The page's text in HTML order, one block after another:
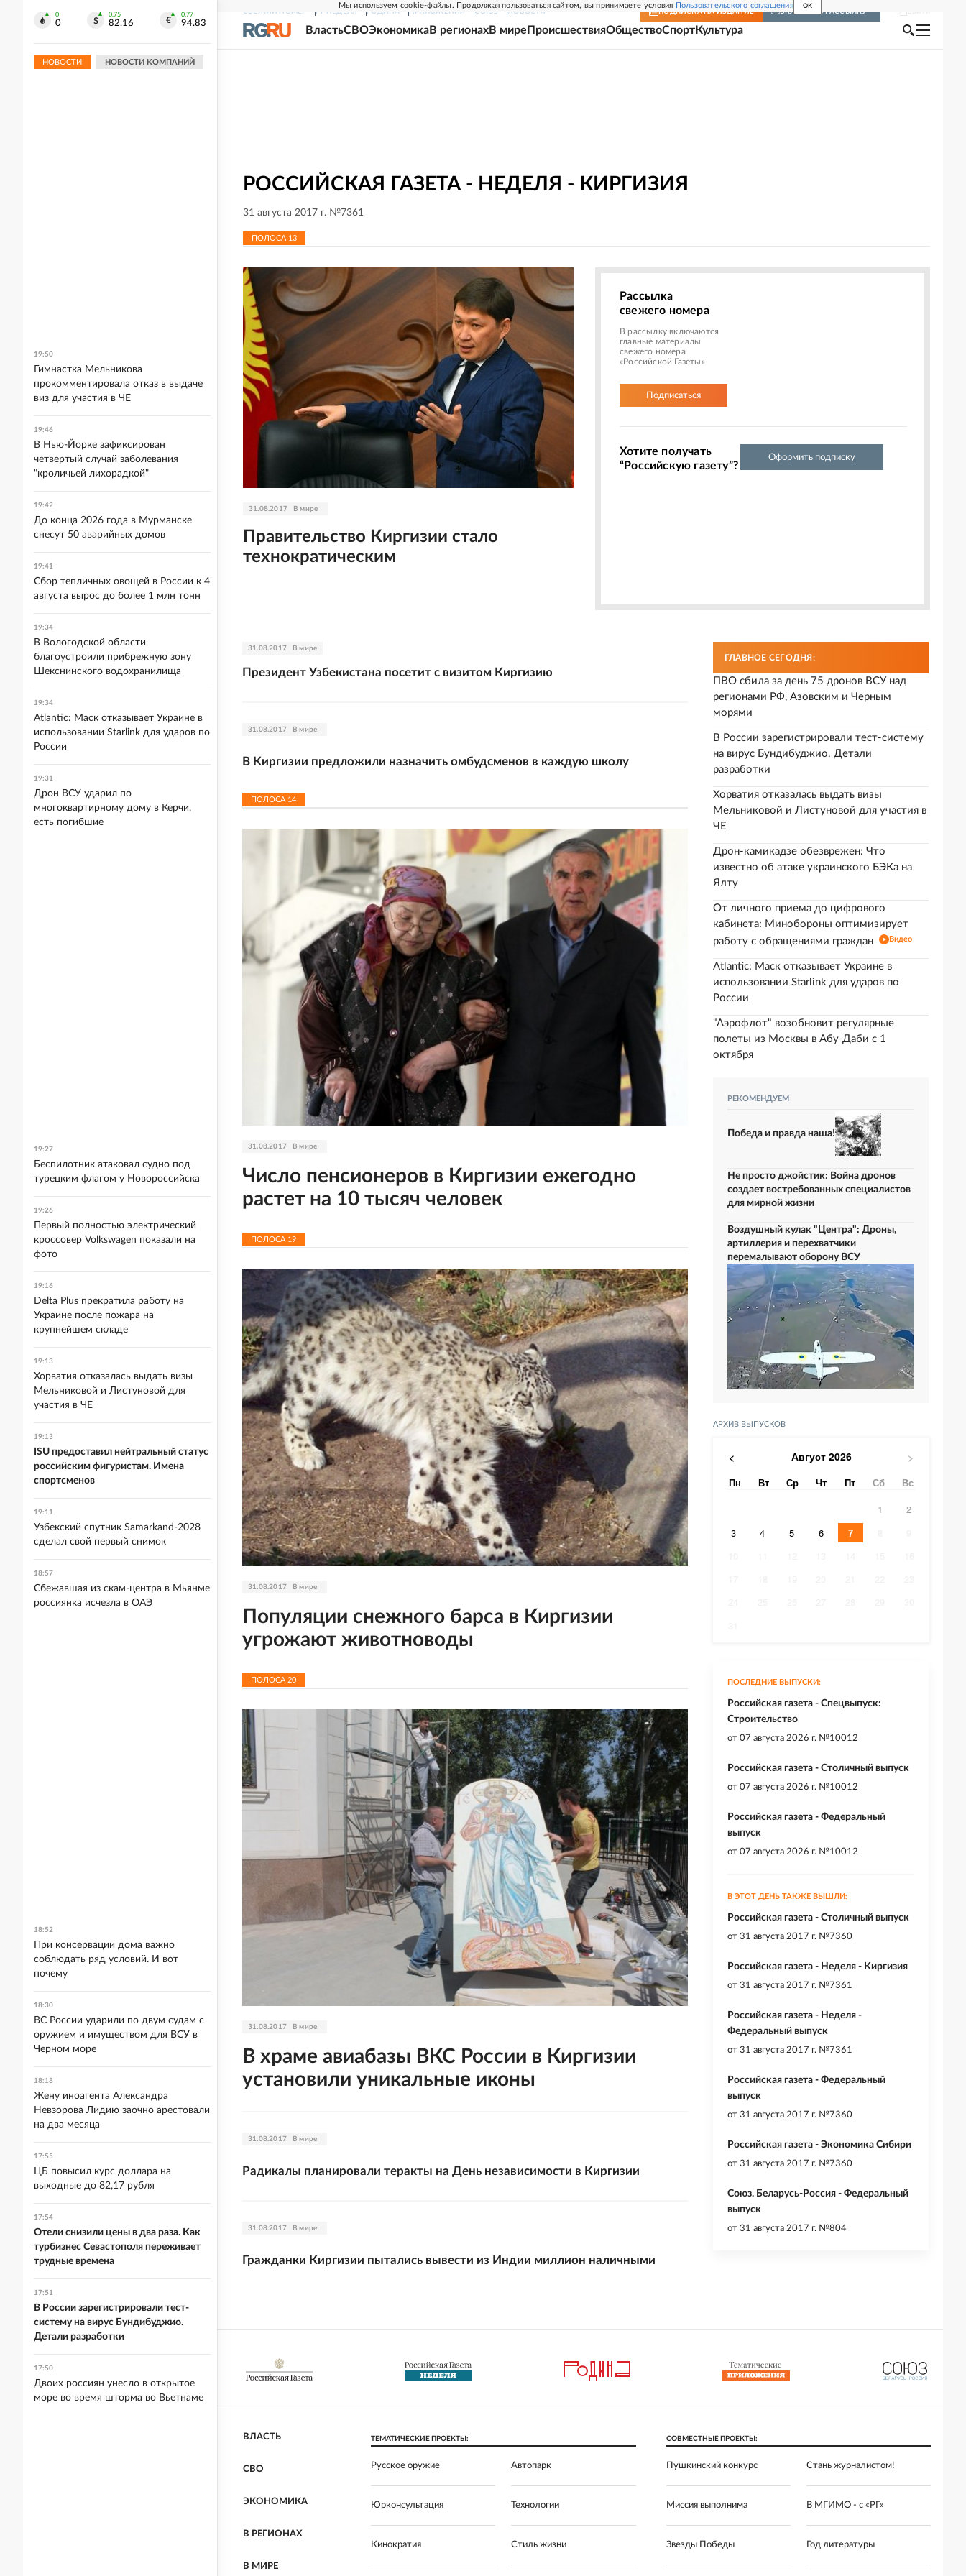
Мы используем cookie-файлы. Продолжая пользоваться сайтом, вы принимаете условия Пользовательского соглашения OK
СВЕЖИЙ НОМЕР РГ-НЕДЕЛЯ РОДИНА ПРИЛОЖЕНИЯ СОЮЗ НОВОСТИ ПОДПИСКА НА ИЗДАНИЕ ВКЛЮЧИТЬ РАССЫЛКУ
ВластьСВОЭкономикаВ регионахВ мире ПроисшествияОбществоСпортКультура
РОССИЙСКАЯ ГАЗЕТА - НЕДЕЛЯ - КИРГИЗИЯ
31 августа 2017 г. №7361
ПОЛОСА 13
31.08.2017 В мире
Правительство Киргизии стало
технократическим
Рассылка
свежего номера
В рассылку включаются
главные материалы
свежего номера
«Российской Газеты»
Подписаться
Хотите получать
“Российскую газету”?
Оформить подписку
31.08.2017 В мире
Президент Узбекистана посетит с визитом Киргизию
31.08.2017 В мире
В Киргизии предложили назначить омбудсменов в каждую школу
ПОЛОСА 14
31.08.2017 В мире
Число пенсионеров в Киргизии ежегодно
растет на 10 тысяч человек
ПОЛОСА 19
31.08.2017 В мире
Популяции снежного барса в Киргизии
угрожают животноводы
ПОЛОСА 20
31.08.2017 В мире
В храме авиабазы ВКС России в Киргизии
установили уникальные иконы
31.08.2017 В мире
Радикалы планировали теракты на День независимости в Киргизии
31.08.2017 В мире
Гражданки Киргизии пытались вывести из Индии миллион наличными
ГЛАВНОЕ СЕГОДНЯ:
ПВО сбила за день 75 дронов ВСУ над
регионами РФ, Азовским и Черным
морями
В России зарегистрировали тест-систему
на вирус Бундибуджио. Детали
разработки
Хорватия отказалась выдать визы
Мельниковой и Листуновой для участия в
ЧЕ
Дрон-камикадзе обезврежен: Что
известно об атаке украинского БЭКа на
Ялту
От личного приема до цифрового
кабинета: Минобороны оптимизирует
работу с обращениями граждан
Видео
Atlantic: Маск отказывает Украине в
использовании Starlink для ударов по
России
"Аэрофлот" возобновит регулярные
полеты из Москвы в Абу-Даби с 1
октября
РЕКОМЕНДУЕМ
Победа и правда наша!
Не просто джойстик: Война дронов
создает востребованных специалистов
для мирной жизни
Воздушный кулак "Центра": Дроны,
артиллерия и перехватчики
перемалывают оборону ВСУ
АРХИВ ВЫПУСКОВ
< Август 2026 >
Пн Вт Ср Чт Пт Сб
Вс
1
2
3
4 5 6 7
ПОСЛЕДНИЕ ВЫПУСКИ:
Российская газета - Спецвыпуск:
Строительство
от 07 августа 2026 г. №10012
Российская газета - Столичный выпуск
от 07 августа 2026 г. №10012
Российская газета - Федеральный
выпуск
от 07 августа 2026 г. №10012
В ЭТОТ ДЕНЬ ТАКЖЕ ВЫШЛИ:
Российская газета - Столичный выпуск
от 31 августа 2017 г. №7360
Российская газета - Неделя - Киргизия
от 31 августа 2017 г. №7361
Российская газета - Неделя -
Федеральный выпуск
от 31 августа 2017 г. №7361
Российская газета - Федеральный
выпуск
от 31 августа 2017 г. №7360
Российская газета - Экономика Сибири
от 31 августа 2017 г. №7360
Союз. Беларусь-Россия - Федеральный
выпуск
от 31 августа 2017 г. №804
ВЛАСТЬ
СВО
ЭКОНОМИКА
В РЕГИОНАХ
В МИРЕ
ТЕМАТИЧЕСКИЕ ПРОЕКТЫ:
Русское оружие Автопарк
Юрконсультация Технологии
Кинократия Стиль жизни
СОВМЕСТНЫЕ ПРОЕКТЫ:
Пушкинский конкурс Стань журналистом!
Миссия выполнима В МГИМО - с «РГ»
Звезды Победы Год литературы
0
0
0.75
82.16
0.77
94.83
НОВОСТИ НОВОСТИ КОМПАНИЙ
Умер знаменитый музыкальный
продюсер Уильям Орбит
19:50
Гимнастка Мельникова
прокомментировала отказ в выдаче
виз для участия в ЧЕ
19:46
В Нью-Йорке зафиксирован
четвертый случай заболевания
"кроличьей лихорадкой"
19:42
До конца 2026 года в Мурманске
снесут 50 аварийных домов
19:41
Сбор тепличных овощей в России к 4
августа вырос до более 1 млн тонн
19:34
В Вологодской области
благоустроили прибрежную зону
Шекснинского водохранилища
19:34
Atlantic: Маск отказывает Украине в
использовании Starlink для ударов по
России
19:31
Дрон ВСУ ударил по
многоквартирному дому в Керчи,
есть погибшие
19:27
Беспилотник атаковал судно под
турецким флагом у Новороссийска
19:26
Первый полностью электрический
кроссовер Volkswagen показали на
фото
19:16
Delta Plus прекратила работу на
Украине после пожара на
крупнейшем складе
19:13
Хорватия отказалась выдать визы
Мельниковой и Листуновой для
участия в ЧЕ
19:13
ISU предоставил нейтральный статус
российским фигуристам. Имена
спортсменов
19:11
Узбекский спутник Samarkand-2028
сделал свой первый снимок
18:57
Сбежавшая из скам-центра в Мьянме
россиянка исчезла в ОАЭ
18:52
При консервации дома важно
соблюдать ряд условий. И вот
почему
18:30
ВС России ударили по двум судам с
оружием и имуществом для ВСУ в
Черном море
18:18
Жену иноагента Александра
Невзорова Лидию заочно арестовали
на два месяца
17:55
ЦБ повысил курс доллара на
выходные до 82,17 рубля
17:54
Отели снизили цены в два раза. Как
турбизнес Севастополя переживает
трудные времена
17:51
В России зарегистрировали тест-
систему на вирус Бундибуджио.
Детали разработки
17:50
Двоих россиян унесло в открытое
море во время шторма во Вьетнаме